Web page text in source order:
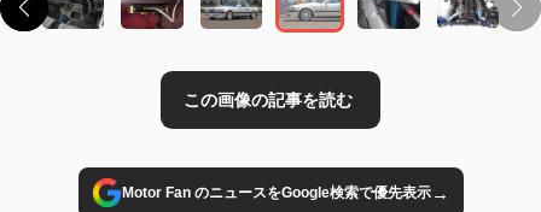
Motor Fan のニュースをGoogle検索で優先表示→